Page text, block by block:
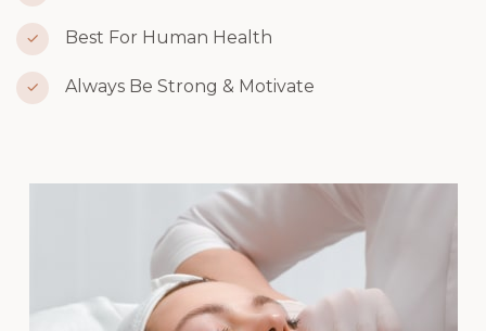
Best For Human Health
Always Be Strong & Motivate